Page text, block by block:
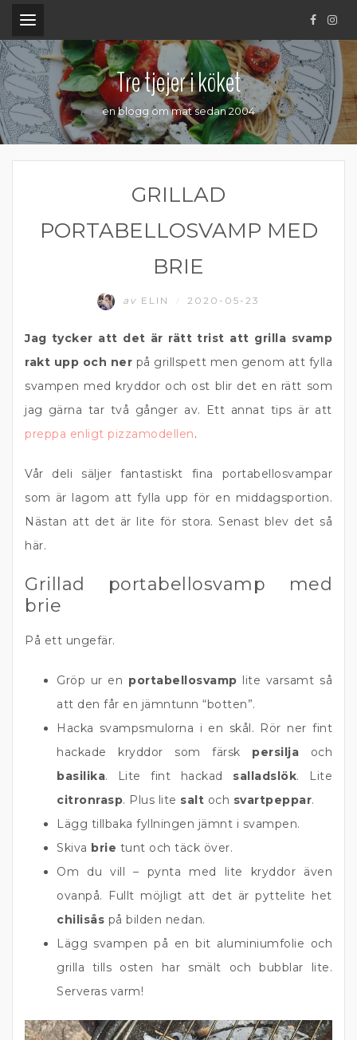
.
Tre tjejer i köket
en blogg om mat sedan 2004
GRILLAD
PORTABELLOSVAMP MED
BRIE
av ELIN 2020-05-23
Jag tycker att det är rätt trist att grilla svamp
rakt upp och ner på grillspett men genom att fylla
svampen med kryddor och ost blir det en rätt som
jag gärna tar två gånger av. Ett annat tips är att
preppa enligt pizzamodellen.
Vår deli säljer fantastiskt fina portabellosvampar
som är lagom att fylla upp för en middagsportion.
Nästan att det är lite för stora. Senast blev det så
här.
Grillad portabellosvamp med
brie
På ett ungefär.
Gröp ur en portabellosvamp lite varsamt så
att den får en jämntunn “botten”.
Hacka svampsmulorna i en skål. Rör ner fint
hackade kryddor som färsk persilja och
basilika. Lite fint hackad salladslök. Lite
citronrasp. Plus lite salt och svartpeppar.
Lägg tillbaka fyllningen jämnt i svampen.
Skiva brie tunt och täck över.
Om du vill – pynta med lite kryddor även
ovanpå. Fullt möjligt att det är pyttelite het
chilisås på bilden nedan.
Lägg svampen på en bit aluminiumfolie och
grilla tills osten har smält och bubblar lite.
Serveras varm!